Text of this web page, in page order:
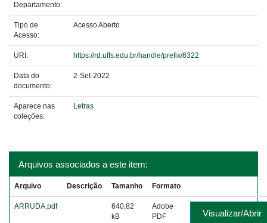
Departamento:
Tipo de
Acesso:
Acesso Aberto
URI: https://rd.uffs.edu.br/handle/prefix/6322
Data do
documento:
2-Set-2022
Aparece nas
coleções:
Letras
Arquivos associados a este item:
Arquivo Descrição Tamanho Formato
ARRUDA.pdf
640,82
kB
Adobe
PDF
Visualizar/Abrir